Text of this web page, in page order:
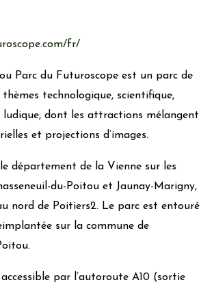
fr/
Parc du Futuroscope est un parc de
technologique, scientifique,
ludique, dont les attractions mélangent
et projections d’images.
département de la Vienne sur les
du-Poitou et Jaunay-Marigny,
nord de Poitiers2. Le parc est entouré
sur la commune de
par l’autoroute A10 (sortie